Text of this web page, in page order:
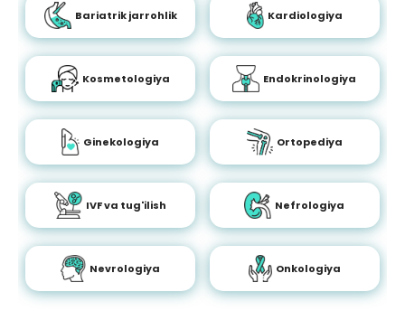
Bariatrik jarrohlik Kardiologiya
Kosmetologiya Endokrinologiya
Ginekologiya Ortopediya
IVF va tug'ilish Nefrologiya
Nevrologiya Onkologiya